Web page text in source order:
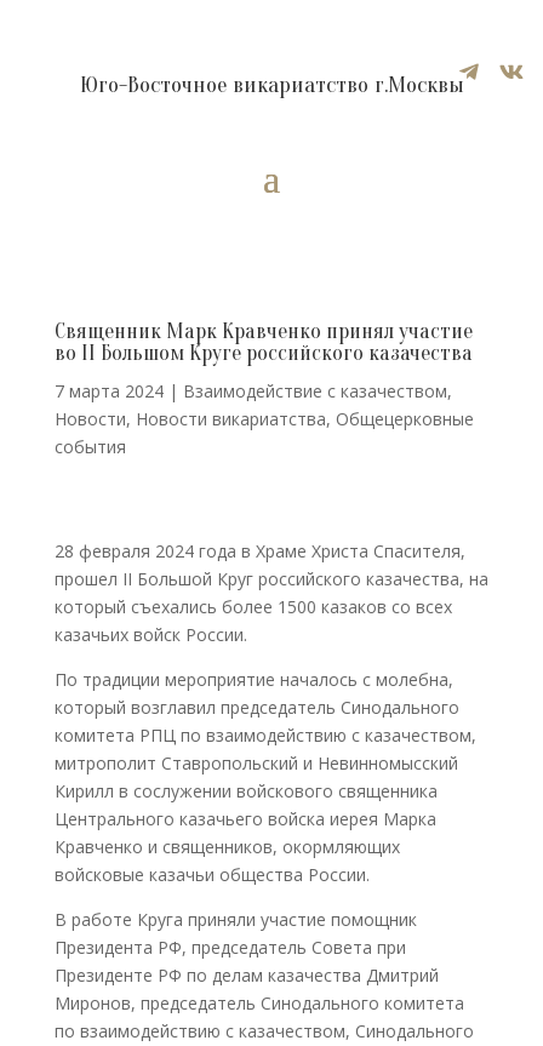
 
Юго-Восточное викариатство г.Москвы
Священник Марк Кравченко принял участие
во II Большом Круге российского казачества
7 марта 2024| Взаимодействие с казачеством,
Новости, Новости викариатства, Общецерковные
события
28 февраля 2024 года в Храме Христа Спасителя,
прошел II Большой Круг российского казачества, на
который съехались более 1500 казаков со всех
казачьих войск России.
По традиции мероприятие началось с молебна,
который возглавил председатель Синодального
комитета РПЦ по взаимодействию с казачеством,
митрополит Ставропольский и Невинномысский
Кирилл в сослужении войскового священника
Центрального казачьего войска иерея Марка
Кравченко и священников, окормляющих
войсковые казачьи общества России.
В работе Круга приняли участие помощник
Президента РФ, председатель Совета при
Президенте РФ по делам казачества Дмитрий
Миронов, председатель Синодального комитета
по взаимодействию с казачеством, Синодального